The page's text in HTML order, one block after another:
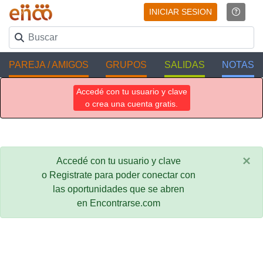
INICIAR SESION
PAREJA / AMIGOS GRUPOS SALIDAS NOTAS
Accedé con tu usuario y clave
o crea una cuenta gratis.
Accedé con tu usuario y clave
o Registrate para poder conectar con
las oportunidades que se abren
en Encontrarse.com
×